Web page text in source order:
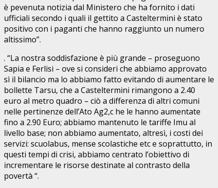
è pevenuta notizia dal Ministero che ha fornito i dati
ufficiali secondo i quali il gettito a Casteltermini è stato
positivo con i paganti che hanno raggiunto un numero
altissimo”.
. “La nostra soddisfazione è più grande – proseguono
Sapia e Ferlisi – ove si consideri che abbiamo approvato
sì il bilancio ma lo abbiamo fatto evitando di aumentare le
bollette Tarsu, che a Casteltermini rimangono a 2.40
euro al metro quadro – ciò a differenza di altri comuni
nelle pertinenze dell’Ato Ag2,c he le hanno aumentate
fino a 2.90 Euro; abbiamo mantenuto le tariffe Imu al
livello base; non abbiamo aumentato, altresì, i costi dei
servizi: scuolabus, mense scolastiche etc e soprattutto, in
questi tempi di crisi, abbiamo centrato l’obiettivo di
incrementare le risorse destinate al contrasto della
povertà “.